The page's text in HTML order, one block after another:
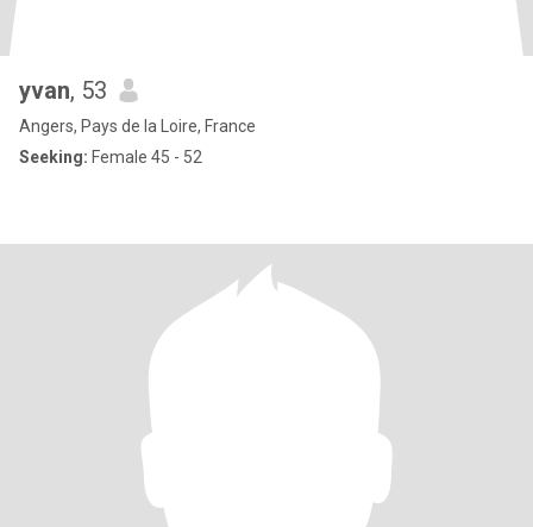
yvan, 53
Angers, Pays de la Loire, France
Seeking: Female 45 - 52